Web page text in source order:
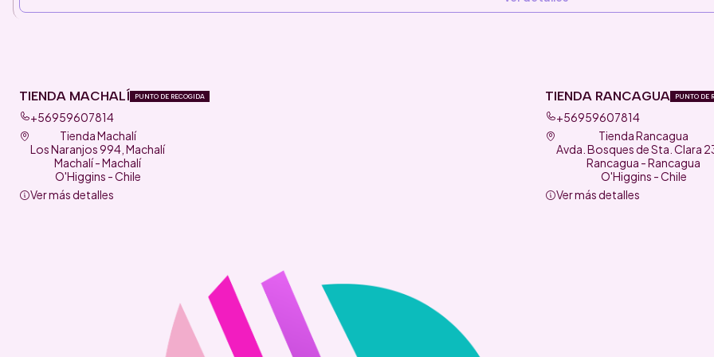
TIENDA MACHALÍ PUNTO DE RECOGIDA
+56959607814
Tienda Machalí
Los Naranjos 994, Machalí
Machalí - Machalí
O'Higgins - Chile
Ver más detalles
TIENDA RANCAGUA PUNTO DE
+56959607814
Tienda Rancagua
Avda. Bosques de Sta. Clara
Rancagua - Rancagua
O'Higgins - Chile
Ver más detalles